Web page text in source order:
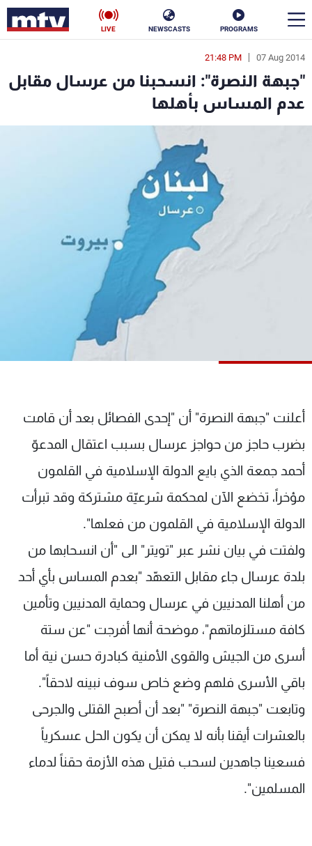
PROGRAMS
NEWSCASTS
LIVE
07 Aug 2014
21:48 PM
"جبهة النصرة": انسحبنا من عرسال مقابل
عدم المساس بأهلها
أعلنت "جبهة النصرة" أن "إحدى الفصائل بعد أن قامت
بضرب حاجز من حواجز عرسال بسبب اعتقال المدعوّ
أحمد جمعة الذي بايع الدولة الإسلامية في القلمون
مؤخراً، تخضع الآن لمحكمة شرعيّة مشتركة وقد تبرأت
الدولة الإسلامية في القلمون من فعلها".
ولفتت في بيان نشر عبر "تويتر" الى "أن انسحابها من
بلدة عرسال جاء مقابل التعهّد "بعدم المساس بأي أحد
من أهلنا المدنيين في عرسال وحماية المدنيين وتأمين
كافة مستلزماتهم"، موضحة أنها أفرجت "عن ستة
أسرى من الجيش والقوى الأمنية كبادرة حسن نية أما
باقي الأسرى فلهم وضع خاص سوف نبينه لاحقاً".
وتابعت "جبهة النصرة" "بعد أن أصبح القتلى والجرحى
بالعشرات أيقنا بأنه لا يمكن أن يكون الحل عسكرياً
فسعينا جاهدين لسحب فتيل هذه الأزمة حقناً لدماء
المسلمين".
en
الأخبار
سياسة ناس
رياضة
لاعلاناتكم
شروط الإسـتخدام